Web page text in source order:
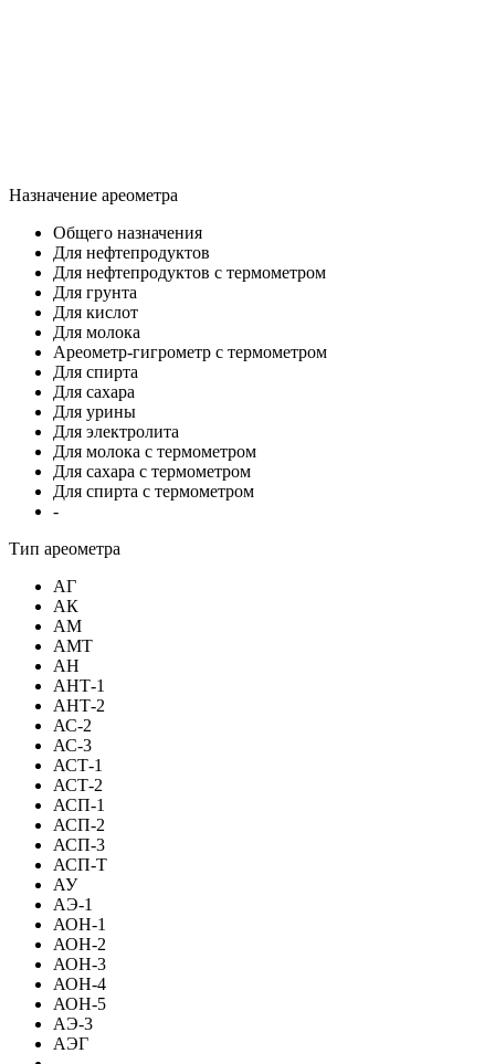
Назначение ареометра
Общего назначения
Для нефтепродуктов
Для нефтепродуктов с термометром
Для грунта
Для кислот
Для молока
Ареометр-гигрометр с термометром
Для спирта
Для сахара
Для урины
Для электролита
Для молока с термометром
Для сахара с термометром
Для спирта с термометром
-
Тип ареометра
АГ
АК
АМ
АМТ
АН
АНТ-1
АНТ-2
АС-2
АС-3
АСТ-1
АСТ-2
АСП-1
АСП-2
АСП-3
АСП-Т
АУ
АЭ-1
АОН-1
АОН-2
АОН-3
АОН-4
АОН-5
АЭ-3
АЭГ